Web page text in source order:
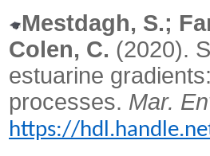
Mestdagh, S.;
Colen, C. (2020).
estuarine
processes. Mar.
https://